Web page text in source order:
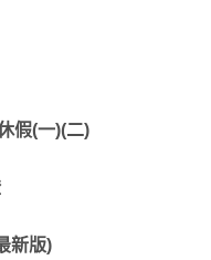
假(一)(二)
新版)